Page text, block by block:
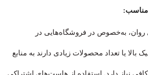
روان، به‌خصوص در فروشگاه‌هایی در
بالا یا تعداد محصولات زیادی دارند به منابع